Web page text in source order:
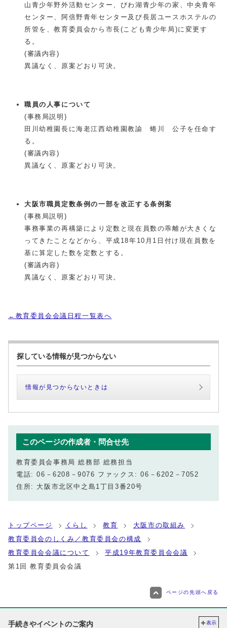
山青少年野外活動センター、びわ湖青少年の家、中央青年
センター、阿倍野青年センター及び長居ユースホステルの
所管を、教育委員会から市長(こども青少年局)に変更す
る。
(審議内容)
異議なく、原案どおり可決。
職員の人事について
(事務局説明)
田川幼稚園長に海老江西幼稚園教諭 蜷川 公子を任命す
る。
(審議内容)
異議なく、原案どおり可決。
大阪市職員定数条例の一部を改正する条例案
(事務局説明)
事務事業の再構築により定数と現在員数の乖離が大きくな
ってきたことなどから、平成18年10月1日付け現在員数を
基に算定した数を定数とする。
(審議内容)
異議なく、原案どおり可決。
←教育委員会会議日程一覧表へ
探している情報が見つからない
情報が見つからないときは
このページの作成者・問合せ先
教育委員会事務局 総務部 総務担当
電話: 06－6208－9076 ファックス: 06－6202－7052
住所: 大阪市北区中之島1丁目3番20号
トップページ くらし 教育
大阪市の取組み
教育委員会のしくみ／教育委員会の構成
教育委員会会議について
平成19年教育委員会会議
第1回 教育委員会会議
ページの先頭へ戻る
手続きやイベントのご案内 表示